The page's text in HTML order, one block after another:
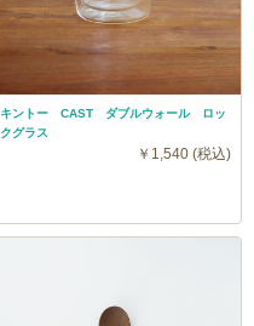
キントー CAST ダブルウォール ロッ
クグラス
￥1,540 (税込)